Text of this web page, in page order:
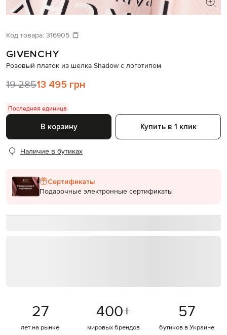
Код товара: 316905
GIVENCHY
Розовый платок из шелка Shadow с логотипом
19 28513 495 грн
Последняя единица
В корзину Купить в 1 клик
Наличие в бутиках
Сертификаты
Подарочные электронные сертификаты
27
лет на рынке
400+
мировых брендов
57
бутиков в Украине